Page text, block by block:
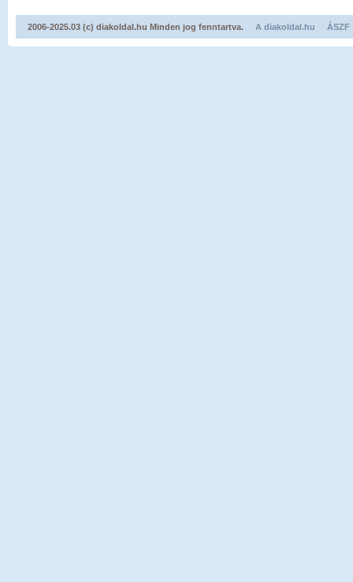
2006-2025.03 (c) diakoldal.hu Minden jog fenntartva. A diakoldal.hu ÁSZF